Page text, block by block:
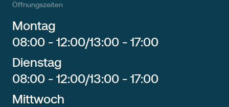
Öffnungszeiten
Montag
08:00 - 12:00/13:00 - 17:00
Dienstag
08:00 - 12:00/13:00 - 17:00
Mittwoch